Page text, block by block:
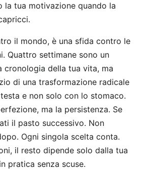
la tua motivazione quando la
il mondo, è una sfida contro le
Quattro settimane sono un
cronologia della tua vita, ma
di una trasformazione radicale
e non solo con lo stomaco.
ma la persistenza. Se
il pasto successivo. Non
Ogni singola scelta conta.
il resto dipende solo dalla tua
pratica senza scuse.